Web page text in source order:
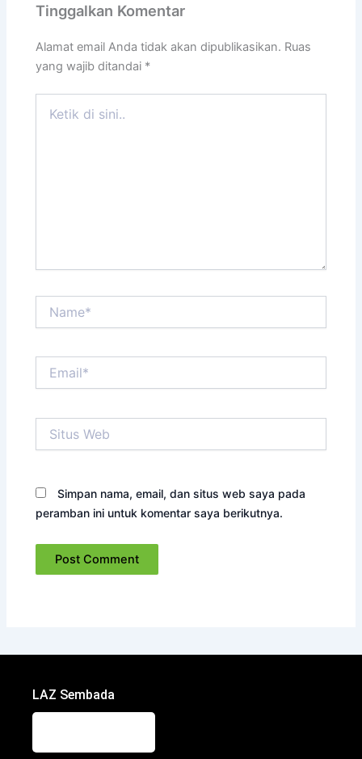
Tinggalkan Komentar
Alamat email Anda tidak akan dipublikasikan. Ruas
yang wajib ditandai *
Web
Simpan nama, email, dan situs web saya pada
peramban ini untuk komentar saya berikutnya.
LAZ Sembada